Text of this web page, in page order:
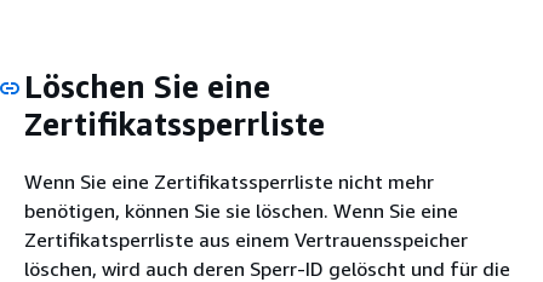
Löschen Sie eine
Zertifikatssperrliste
Wenn Sie eine Zertifikatssperrliste nicht mehr
benötigen, können Sie sie löschen. Wenn Sie eine
Zertifikatsperrliste aus einem Vertrauensspeicher
löschen, wird auch deren Sperr-ID gelöscht und für die